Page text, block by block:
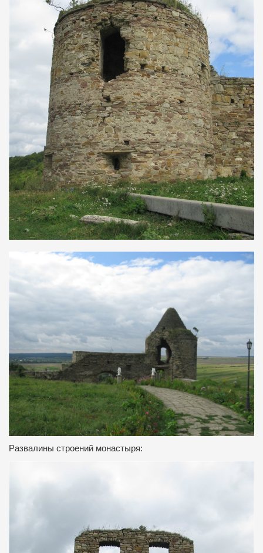
Развалины строений монастыря: